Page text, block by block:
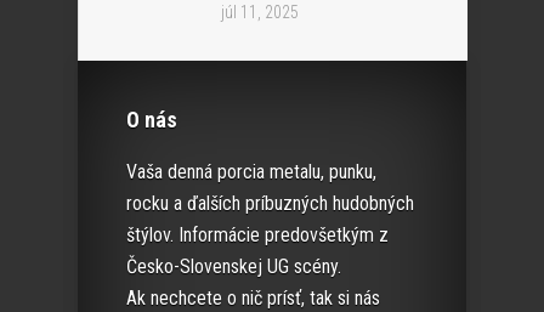
júl 11, 2025
O nás
Vaša denná porcia metalu, punku,
rocku a ďalších príbuzných hudobných
štýlov. Informácie predovšetkým z
Česko-Slovenskej UG scény.
Ak nechcete o nič prísť, tak si nás